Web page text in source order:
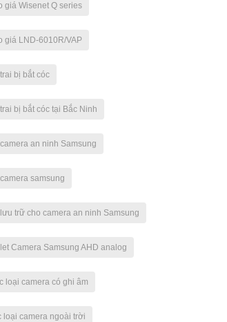
giá Wisenet Q series
giá LND-6010R/VAP
bị bắt cóc
bị bắt cóc tại Bắc Ninh
an ninh Samsung
samsung
trữ cho camera an ninh Samsung
Camera Samsung AHD analog
loại camera có ghi âm
loại camera ngoài trời